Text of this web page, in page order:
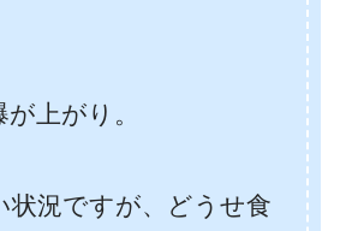
上がり。
状況ですが、どうせ食